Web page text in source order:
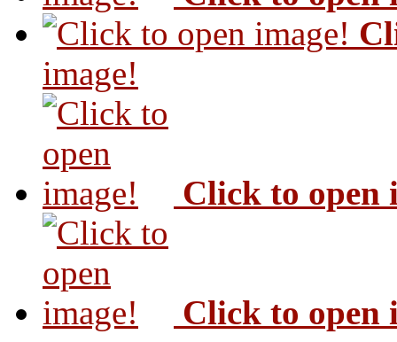
image!
Click to open
Click to open